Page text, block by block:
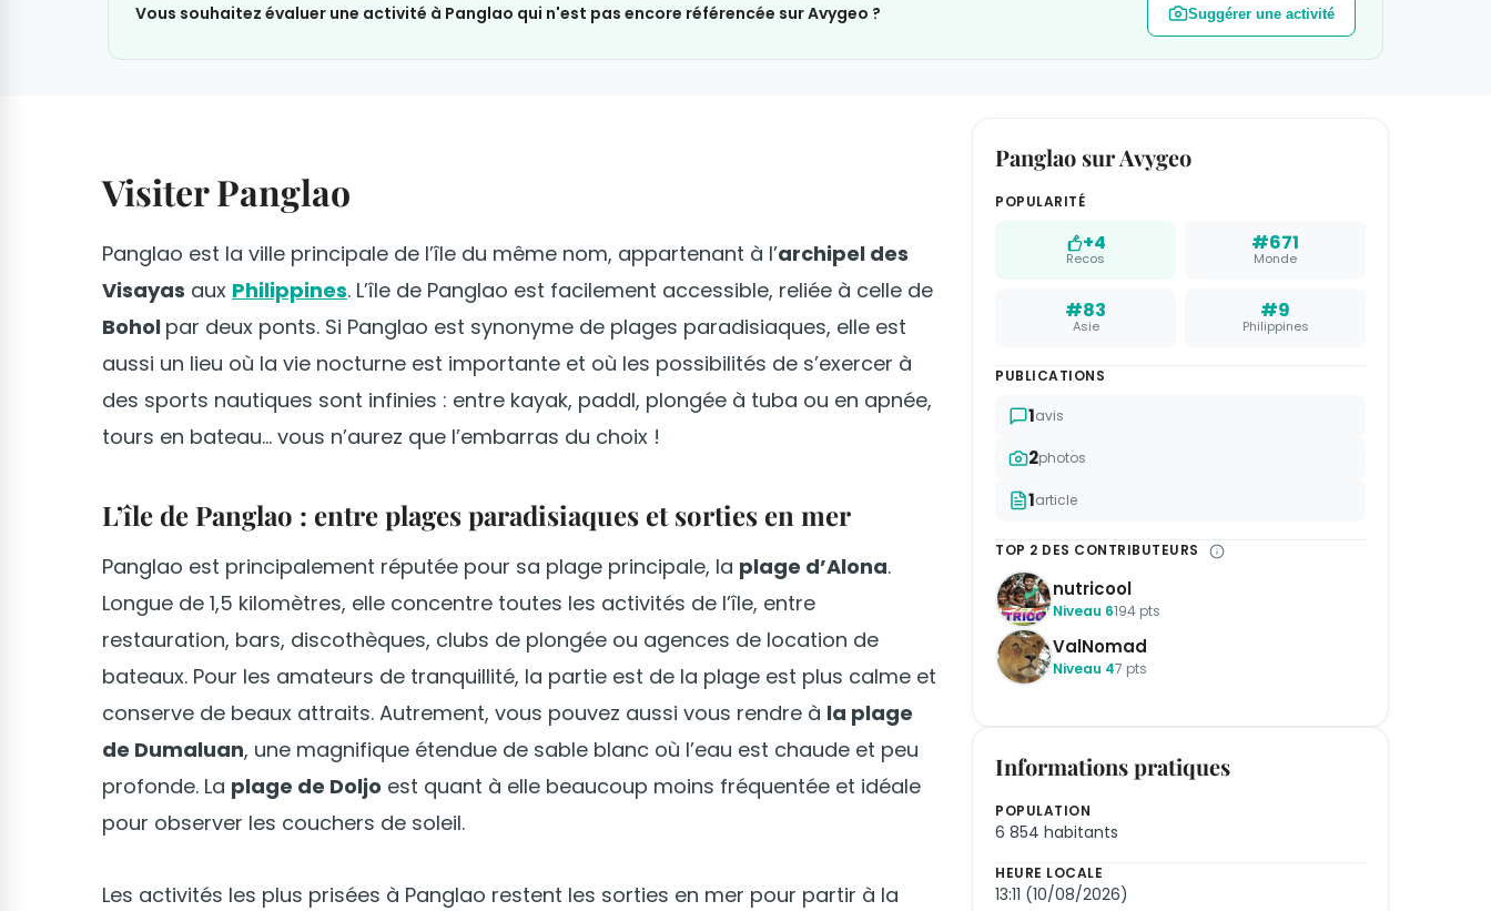
Vous souhaitez évaluer une activité à Panglao qui n'est pas encore référencée sur Avygeo ? Suggérer une activité
Visiter Panglao
Panglao est la ville principale de l’île du même nom, appartenant à l’archipel des
Visayas aux Philippines. L’île de Panglao est facilement accessible, reliée à celle de
Bohol par deux ponts. Si Panglao est synonyme de plages paradisiaques, elle est
aussi un lieu où la vie nocturne est importante et où les possibilités de s’exercer à
des sports nautiques sont infinies : entre kayak, paddl, plongée à tuba ou en apnée,
tours en bateau… vous n’aurez que l’embarras du choix !
L’île de Panglao : entre plages paradisiaques et sorties en mer
Panglao est principalement réputée pour sa plage principale, la plage d’Alona.
Longue de 1,5 kilomètres, elle concentre toutes les activités de l’île, entre
restauration, bars, discothèques, clubs de plongée ou agences de location de
bateaux. Pour les amateurs de tranquillité, la partie est de la plage est plus calme et
conserve de beaux attraits. Autrement, vous pouvez aussi vous rendre à la plage
de Dumaluan, une magnifique étendue de sable blanc où l’eau est chaude et peu
profonde. La plage de Doljo est quant à elle beaucoup moins fréquentée et idéale
pour observer les couchers de soleil.
Les activités les plus prisées à Panglao restent les sorties en mer pour partir à la
Panglao sur Avygeo
POPULARITÉ
+4
Recos
#671
Monde
#83
Asie
#9
Philippines
PUBLICATIONS
1avis
2photos
1article
TOP 2 DES CONTRIBUTEURS
nutricool
Niveau 6194 pts
ValNomad
Niveau 47 pts
Informations pratiques
POPULATION
6 854 habitants
HEURE LOCALE
13:11 (10/08/2026)